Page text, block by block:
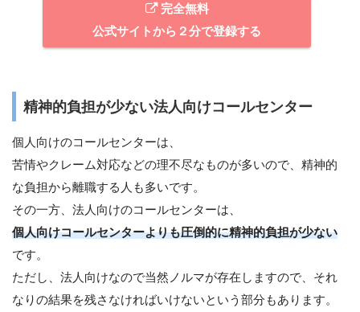
完全無料
公式サイトから２分で登録する
精神的負担が少ない法人向けコールセンター
個人向けのコールセンターは、
苦情やクレーム対応などの理不尽なものが多いので、精神的
な負担から離職する人も多いです。
その一方、法人向けのコールセンターは、
個人向けコールセンターよりも圧倒的に精神的負担が少ない
です。
ただし、法人向けなので当然ノルマが存在しますので、それ
なりの結果を残さなければいけないという部分もあります。